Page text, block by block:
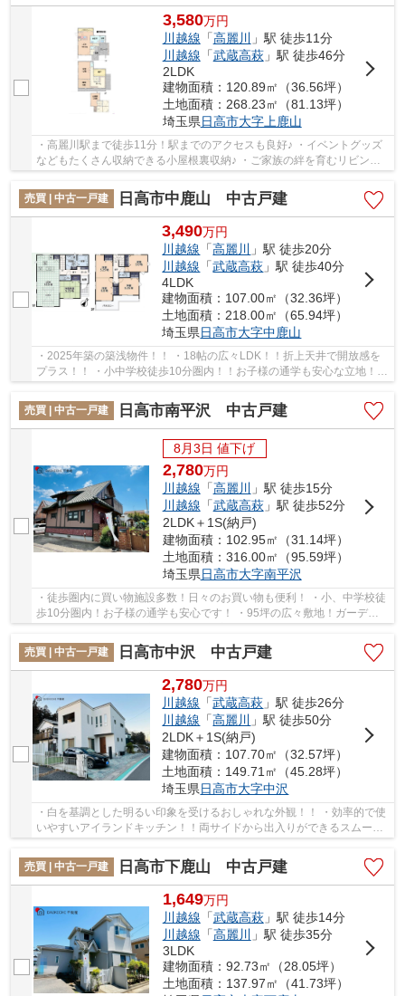
3,580万円
川越線 「高麗川 」駅 徒歩11分
川越線 「武蔵高萩」駅 徒歩46分
2LDK
建物面積：120.89㎡（36.56坪）
土地面積：268.23㎡（81.13坪）
埼玉県日高市大字上鹿山
・高麗川駅まで徒歩11分！駅までのアクセスも良好♪ ・イベントグッズ
などもたくさん収納できる小屋根裏収納♪ ・ご家族の絆を育むリビング
イン階段♪ 経験豊富なキャリアのあるスタッフ...
売買 | 中古一戸建
日高市中鹿山 中古戸建
3,490万円
川越線 「高麗川
」駅 徒歩20分
川越線 「武蔵高萩 」駅 徒歩40分
4LDK
建物面積：107.00㎡（32.36坪）
土地面積：218.00㎡（65.94坪）
埼玉県日高市大字中鹿山
・2025年築の築浅物件！！ ・18帖の広々LDK！！折上天井で開放感を
プラス！！ ・小中学校徒歩10分圏内！！お子様の通学も安心な立地！！
売買 | 中古一戸建
日高市南平沢 中古戸建
8月3日 値下げ
2,780万円
川越線 「高麗川
」駅 徒歩15分
川越線 「武蔵高萩」駅 徒歩52分
2LDK＋1S(納戸)
建物面積：102.95㎡（31.14坪）
土地面積：316.00㎡（95.59坪）
埼玉県日高市大字南平沢
・徒歩圏内に買い物施設多数！日々のお買い物も便利！ ・小、中学校徒
歩10分圏内！お子様の通学も安心です！ ・95坪の広々敷地！ガーデニ
売買 | 中古一戸建
日高市中沢 中古戸建
2,780万円
川越線 「武蔵高萩 」駅 徒歩26分
川越線 「高麗川
」駅 徒歩50分
2LDK＋1S(納戸)
建物面積：107.70㎡（32.57坪）
土地面積：149.71㎡（45.28坪）
埼玉県日高市大字中沢
・白を基調とした明るい印象を受けるおしゃれな外観！！ ・効率的で使
いやすいアイランドキッチン！！両サイドから出入りができるスムーズ
売買 | 中古一戸建
日高市下鹿山 中古戸建
1,649万円
川越線 「武蔵高萩」駅 徒歩14分
川越線 「高麗川
」駅 徒歩35分
3LDK
建物面積：92.73㎡（28.05坪）
土地面積：137.97㎡（41.73坪）